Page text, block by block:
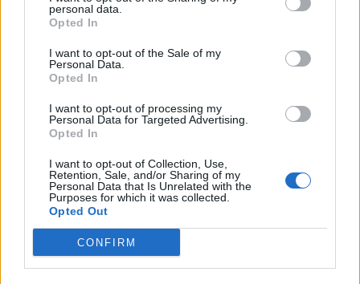
personal data.
Opted In
I want to opt-out of the Sale of my
Personal Data.
Opted In
I want to opt-out of processing my
Personal Data for Targeted Advertising.
Opted In
I want to opt-out of Collection, Use,
Retention, Sale, and/or Sharing of my
Personal Data that Is Unrelated with the
Purposes for which it was collected.
Opted Out
CONFIRM
ΚΟΣΜΟΣ
Ιράν και Ομάν είναι πολύ κοντά σε
συμφωνία για νέα διαδρομή διέλευσης
πλοίων από τα Στενά του Ορμούζ
Παράλληλα, το Ιράκ διεξάγει συνομιλίες με το
Ιράν για έναν διακανονισμό που θα επιτρέψει